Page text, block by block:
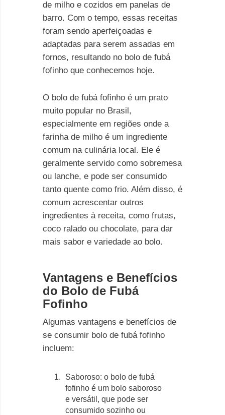
de milho e cozidos em panelas de
barro. Com o tempo, essas receitas
foram sendo aperfeiçoadas e
adaptadas para serem assadas em
fornos, resultando no bolo de fubá
fofinho que conhecemos hoje.
O bolo de fubá fofinho é um prato
muito popular no Brasil,
especialmente em regiões onde a
farinha de milho é um ingrediente
comum na culinária local. Ele é
geralmente servido como sobremesa
ou lanche, e pode ser consumido
tanto quente como frio. Além disso, é
comum acrescentar outros
ingredientes à receita, como frutas,
coco ralado ou chocolate, para dar
mais sabor e variedade ao bolo.
Vantagens e Benefícios
do Bolo de Fubá
Fofinho
Algumas vantagens e benefícios de
se consumir bolo de fubá fofinho
incluem:
Saboroso: o bolo de fubá
fofinho é um bolo saboroso
e versátil, que pode ser
consumido sozinho ou